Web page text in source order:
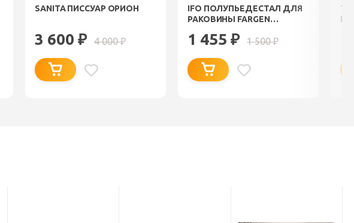
SANITA ПИССУАР ОРИОН
3 600 ₽ 4 000₽
IFO ПОЛУПЬЕДЕСТАЛ ДЛЯ
РАКОВИНЫ FARGEN
1 455 ₽ 1 500₽